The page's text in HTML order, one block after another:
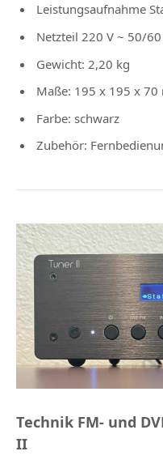
Leistungsaufnahme
Netzteil 220 V ~ 50/
Gewicht: 2,20 kg
Maße: 195 x 195 x 70
Farbe: schwarz
Zubehör:
Technik FM- und
II